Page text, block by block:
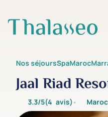
Aller au contenu principal
Nos séjours Spa Maroc
Jaal Riad
3.3/5(4 avis)